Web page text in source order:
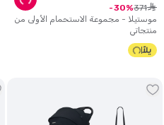
موستيلا - مجموعة الاستحمام الأولى من
منتجاتي
ê
371
30